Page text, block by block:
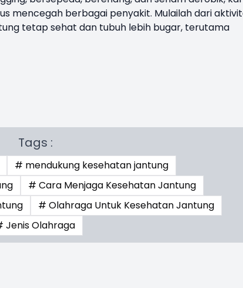
mencegah berbagai penyakit. Mulailah dari
tetap sehat dan tubuh lebih bugar, terutama
Tags :
# mendukung kesehatan jantung
# Cara Menjaga Kesehatan Jantung
# Olahraga Untuk Kesehatan Jantung
Jenis Olahraga